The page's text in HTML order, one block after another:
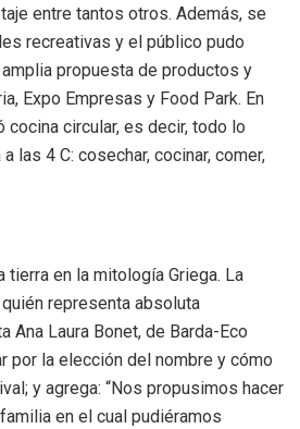
entre tantos otros. Además, se
recreativas y el público pudo
propuesta de productos y
Expo Empresas y Food Park. En
circular, es decir, todo lo
las 4 C: cosechar, cocinar, comer,
tierra en la mitología Griega. La
representa absoluta
Ana Laura Bonet, de Barda-Eco
por la elección del nombre y cómo
y agrega: “Nos propusimos hacer
en el cual pudiéramos